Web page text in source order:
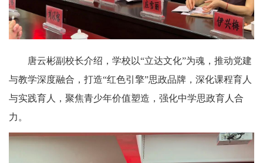
唐云彬副校长介绍，学校以“立达文化”为魂，推动党建
与教学深度融合，打造“红色引擎”思政品牌，深化课程育人
与实践育人，聚焦青少年价值塑造，强化中学思政育人合
力。